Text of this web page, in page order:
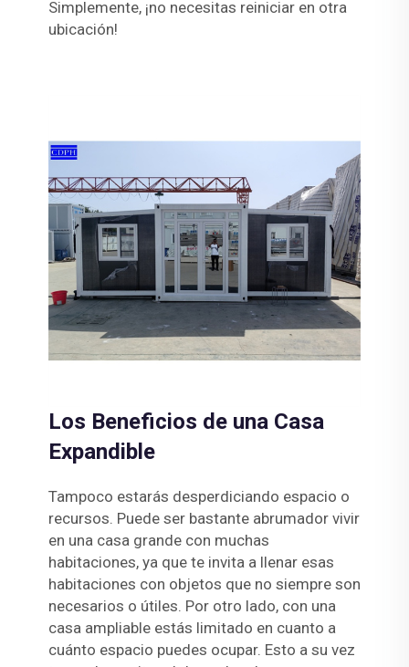
Simplemente, ¡no necesitas reiniciar en otra
ubicación!
Los Beneficios de una Casa
Expandible
Tampoco estarás desperdiciando espacio o
recursos. Puede ser bastante abrumador vivir
en una casa grande con muchas
habitaciones, ya que te invita a llenar esas
habitaciones con objetos que no siempre son
necesarios o útiles. Por otro lado, con una
casa ampliable estás limitado en cuanto a
cuánto espacio puedes ocupar. Esto a su vez